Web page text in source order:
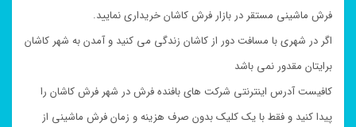
فرش ماشینی مستقر در بازار فرش کاشان خریداری نمایید.
اگر در شهری با مسافت دور از کاشان زندگی می کنید و آمدن به شهر کاشان
برایتان مقدور نمی باشد
کافیست آدرس اینترنتی شرکت های بافنده فرش در شهر فرش کاشان را
پیدا کنید و فقط با یک کلیک بدون صرف هزینه و زمان فرش ماشینی از